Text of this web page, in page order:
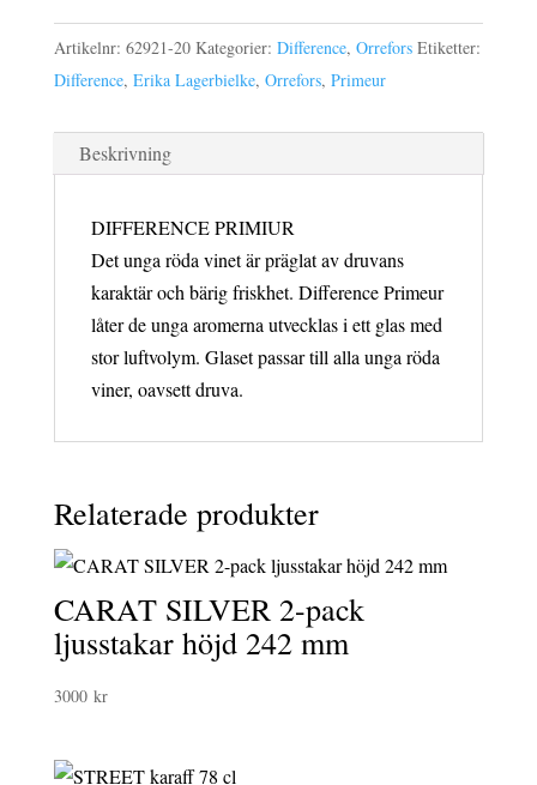
mängd
Artikelnr: 62921-20 Kategorier: Difference, Orrefors Etiketter:
Difference, Erika Lagerbielke, Orrefors, Primeur
Beskrivning
DIFFERENCE PRIMIUR
Det unga röda vinet är präglat av druvans
karaktär och bärig friskhet. Difference Primeur
låter de unga aromerna utvecklas i ett glas med
stor luftvolym. Glaset passar till alla unga röda
viner, oavsett druva.
Relaterade produkter
CARAT SILVER 2-pack
ljusstakar höjd 242 mm
3000 kr